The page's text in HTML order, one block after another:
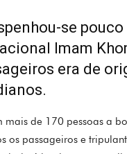
se
Imam
era de
mais de 170 pessoas a
os passageiros e